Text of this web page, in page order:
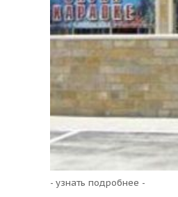
- узнать подробнее -